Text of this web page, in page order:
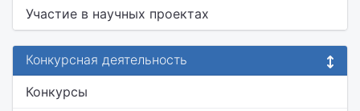
Участие в научных проектах
Конкурсная деятельность
Конкурсы